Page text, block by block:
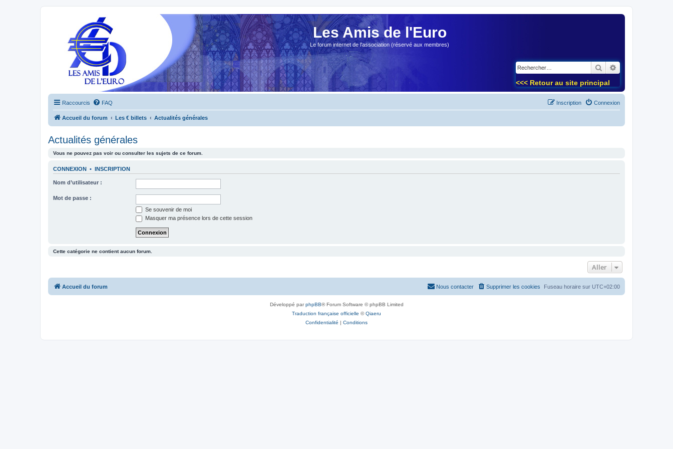
Les Amis de l'Euro
Le forum internet de l'association (réservé aux membres)
Rechercher
<<< Retour au site principal
Raccourcis FAQ Connexion
Inscription
Accueil du forum Les € billets Actualités générales
Actualités générales
Vous ne pouvez pas voir ou consulter les sujets de ce forum.
CONNEXION • INSCRIPTION
Nom d’utilisateur :
Mot de passe :
Se souvenir de moi
Masquer ma présence lors de cette session
Cette catégorie ne contient aucun forum.
Aller
Accueil du forum Fuseau horaire sur UTC+02:00
Supprimer les cookies
Nous contacter
Développé parphpBB® Forum Software © phpBB Limited
Traduction française officielle ©Qiaeru
Confidentialité | Conditions